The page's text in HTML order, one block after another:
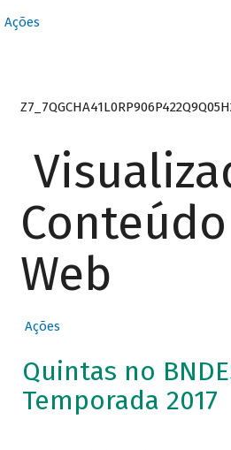
Ações
Web
Ações
Quintas no
Temporada 2017